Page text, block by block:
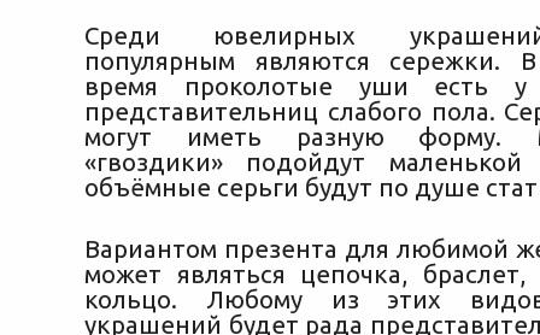
Среди ювелирных
популярным являются сережки.
время проколотые уши есть у
представительниц слабого пола.
могут иметь разную форму.
«гвоздики» подойдут
объёмные серьги будут по душе
Вариантом презента для любимой
может являться цепочка,
кольцо. Любому из этих
украшений будет рада